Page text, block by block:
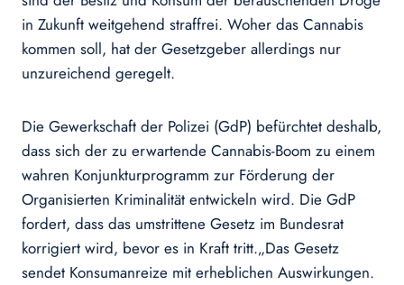
in Zukunft weitgehend straffrei. Woher das Cannabis
kommen soll, hat der Gesetzgeber allerdings nur
unzureichend geregelt.
Die Gewerkschaft der Polizei (GdP) befürchtet deshalb,
dass sich der zu erwartende Cannabis-Boom zu einem
wahren Konjunkturprogramm zur Förderung der
Organisierten Kriminalität entwickeln wird. Die GdP
fordert, dass das umstrittene Gesetz im Bundesrat
korrigiert wird, bevor es in Kraft tritt.„Das Gesetz
sendet Konsumanreize mit erheblichen Auswirkungen.